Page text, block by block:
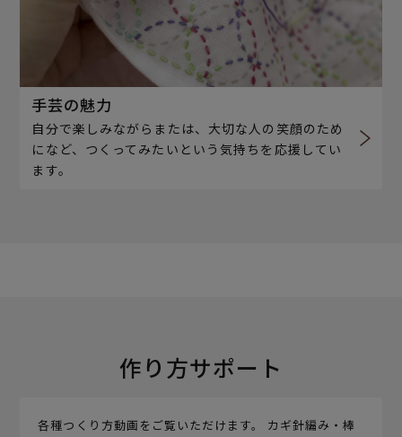
手芸の魅力
自分で楽しみながらまたは、大切な人の笑顔のため
になど、つくってみたいという気持ちを応援してい
ます。
作り方サポート
各種つくり方動画をご覧いただけます。 カギ針編み・棒